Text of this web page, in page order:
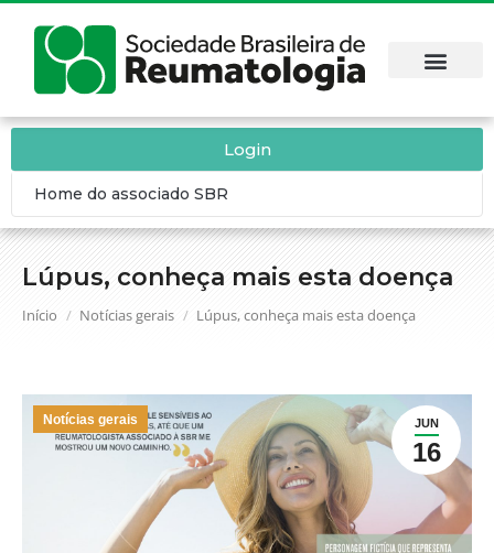
Lúpus, conheça mais esta doença
Você está aqui:
Início Notícias gerais Lúpus, conheça mais esta doença
Login
Home do associado SBR
JUN
16
Notícias gerais